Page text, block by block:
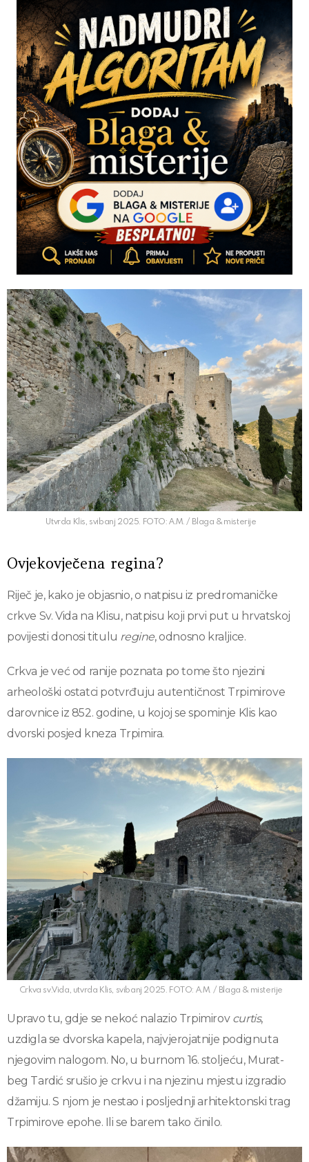
Utvrda Klis, svibanj 2025. FOTO: A.M. / Blaga & misterije
Ovjekovječena regina?
Riječ je, kako je objasnio, o natpisu iz predromaničke
crkve Sv. Vida na Klisu, natpisu koji prvi put u hrvatskoj
povijesti donosi titulu regine, odnosno kraljice.
Crkva je već od ranije poznata po tome što njezini
arheološki ostatci potvrđuju autentičnost Trpimirove
darovnice iz 852. godine, u kojoj se spominje Klis kao
dvorski posjed kneza Trpimira.
Crkva sv.Vida, utvrda Klis, svibanj 2025. FOTO: A.M. / Blaga & misterije
Upravo tu, gdje se nekoć nalazio Trpimirov curtis,
uzdigla se dvorska kapela, najvjerojatnije podignuta
njegovim nalogom. No, u burnom 16. stoljeću, Murat-
beg Tardić srušio je crkvu i na njezinu mjestu izgradio
džamiju. S njom je nestao i posljednji arhitektonski trag
Trpimirove epohe. Ili se barem tako činilo.